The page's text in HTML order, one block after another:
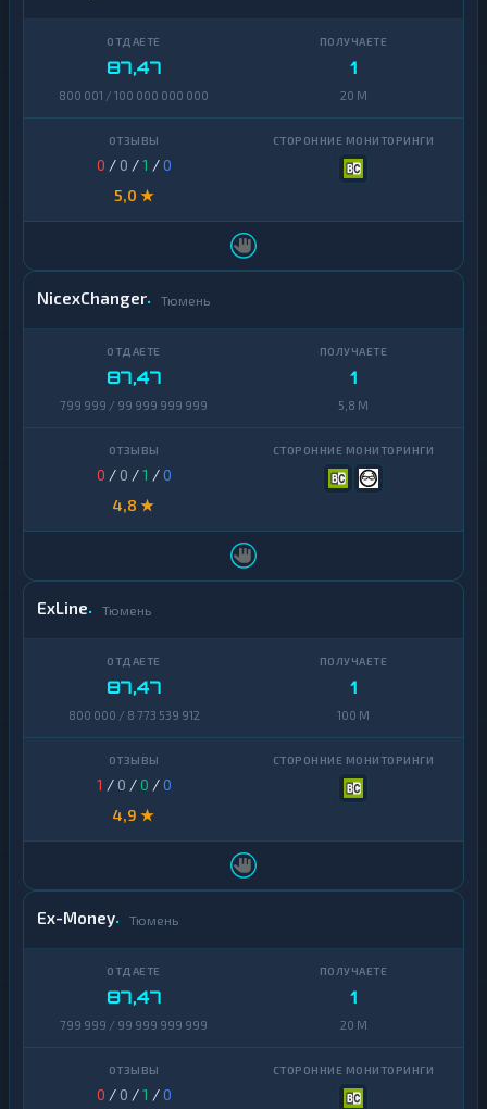
87,47
800 001 / 100 000 000 000
1
20 M
0 / 0 /1 /0
5,0 ★
NicexChanger Тюмень
87,47
799 999 / 99 999 999 999
1
5,8 M
0 / 0 /1 /0
4,8 ★
ExLine Тюмень
87,47
800 000 / 8 773 539 912
1
100 M
1 / 0 /0 /0
4,9 ★
Ex-Money Тюмень
87,47
799 999 / 99 999 999 999
1
20 M
0 / 0 /1 /0